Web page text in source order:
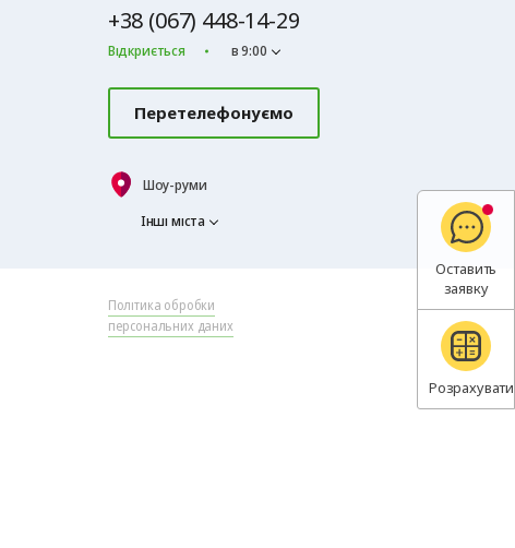
+38 (067) 448-14-29
Відкриється в 9:00
Перетелефонуємо
Шоу-руми
Інші міста
Політика обробки
персональних даних
Оставить
заявку
Розрахувати